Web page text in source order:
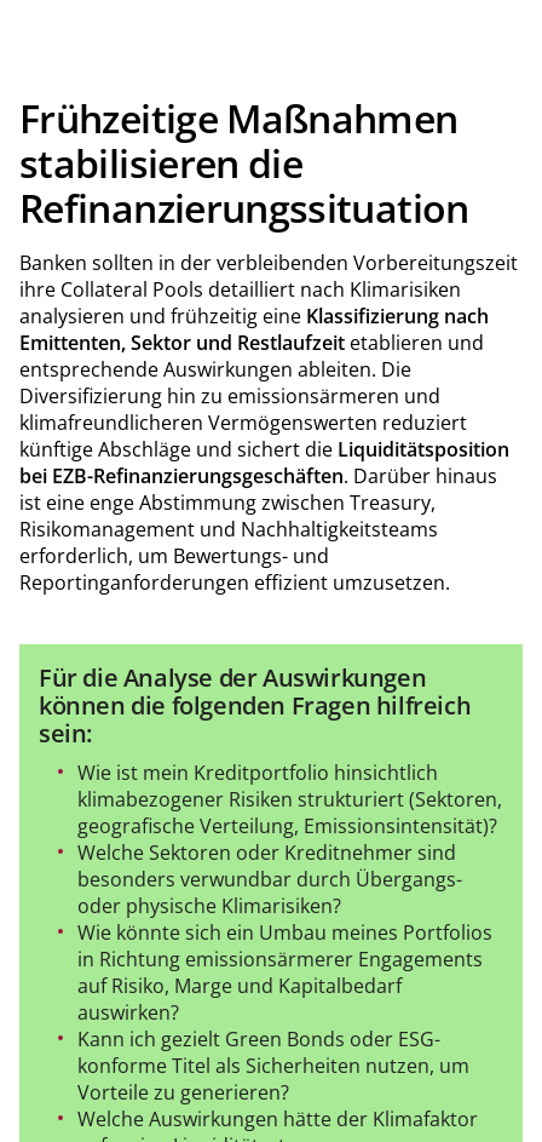
Frühzeitige Maßnahmen
stabilisieren die
Refinanzierungssituation
Banken sollten in der verbleibenden Vorbereitungszeit
ihre Collateral Pools detailliert nach Klimarisiken
analysieren und frühzeitig eine Klassifizierung nach
Emittenten, Sektor und Restlaufzeit etablieren und
entsprechende Auswirkungen ableiten. Die
Diversifizierung hin zu emissionsärmeren und
klimafreundlicheren Vermögenswerten reduziert
künftige Abschläge und sichert die Liquiditätsposition
bei EZB-Refinanzierungsgeschäften. Darüber hinaus
ist eine enge Abstimmung zwischen Treasury,
Risikomanagement und Nachhaltigkeitsteams
erforderlich, um Bewertungs- und
Reportinganforderungen effizient umzusetzen.
Für die Analyse der Auswirkungen
können die folgenden Fragen hilfreich
sein:
Wie ist mein Kreditportfolio hinsichtlich
klimabezogener Risiken strukturiert (Sektoren,
geografische Verteilung, Emissionsintensität)?
Welche Sektoren oder Kreditnehmer sind
besonders verwundbar durch Übergangs-
oder physische Klimarisiken?
Wie könnte sich ein Umbau meines Portfolios
in Richtung emissionsärmerer Engagements
auf Risiko, Marge und Kapitalbedarf
auswirken?
Kann ich gezielt Green Bonds oder ESG-
konforme Titel als Sicherheiten nutzen, um
Vorteile zu generieren?
Welche Auswirkungen hätte der Klimafaktor